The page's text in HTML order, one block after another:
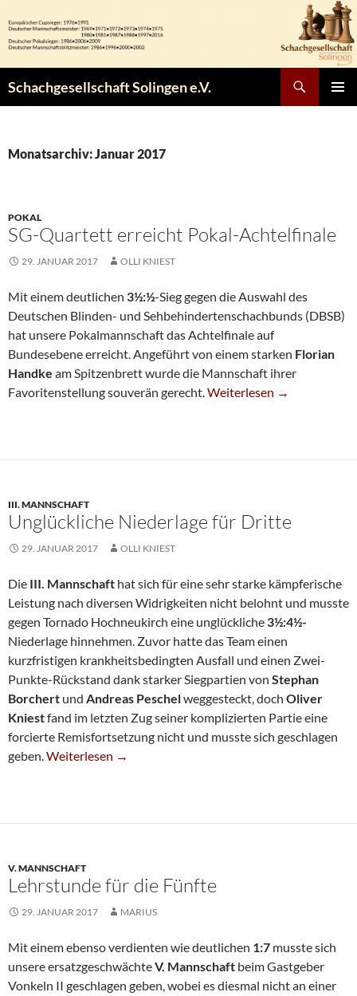
Inhalt
springen
Schachgesellschaft Solingen e.V.
Monatsarchiv: Januar 2017
POKAL
SG-Quartett erreicht Pokal-Achtelfinale
29. JANUAR 2017 OLLI KNIEST
Mit einem deutlichen 3½:½-Sieg gegen die Auswahl des
Deutschen Blinden- und Sehbehindertenschachbunds (DBSB)
hat unsere Pokalmannschaft das Achtelfinale auf
Bundesebene erreicht. Angeführt von einem starken Florian
Handke am Spitzenbrett wurde die Mannschaft ihrer
Favoritenstellung souverän gerecht.SG-Quartett Erreicht
Weiterlesen →
III. MANNSCHAFT
Unglückliche Niederlage für Dritte
29. JANUAR 2017 OLLI KNIEST
Die III. Mannschaft hat sich für eine sehr starke kämpferische
Leistung nach diversen Widrigkeiten nicht belohnt und musste
gegen Tornado Hochneukirch eine unglückliche 3½:4½-
Niederlage hinnehmen. Zuvor hatte das Team einen
kurzfristigen krankheitsbedingten Ausfall und einen Zwei-
Punkte-Rückstand dank starker Siegpartien von Stephan
Borchert und Andreas Peschelweggesteckt, doch Oliver
Kniestfand im letzten Zug seiner komplizierten Partie eine
forcierte Remisfortsetzung nicht und musste sich geschlagen
geben.Unglückliche Niederlage Für Dritte
Weiterlesen →
V. MANNSCHAFT
Lehrstunde für die Fünfte
29. JANUAR 2017 MARIUS
Mit einem ebenso verdienten wie deutlichen 1:7 musste sich
unsere ersatzgeschwächteV. Mannschaft beim Gastgeber
Vonkeln II geschlagen geben, wobei es diesmal nicht an einer